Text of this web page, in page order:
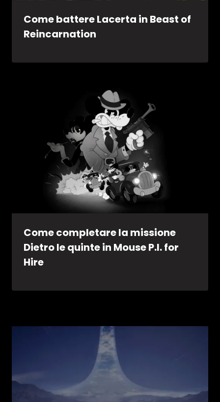
Come battere Lacerta in Beast of
Reincarnation
Come completare la missione
Dietro le quinte in Mouse P.I. for
Hire